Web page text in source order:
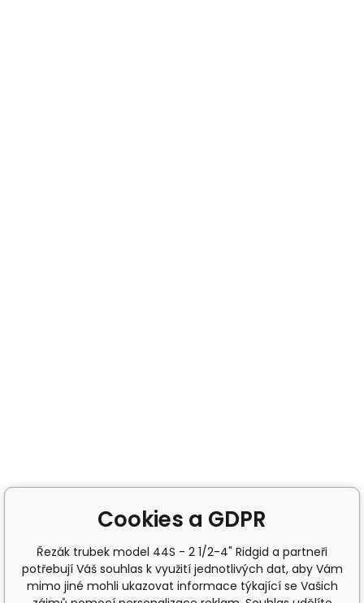
Cookies a GDPR
Řezák trubek model 44S - 2 1/2-4" Ridgid a partneři
potřebují Váš souhlas k využití jednotlivých dat, aby Vám
mimo jiné mohli ukazovat informace týkající se Vašich